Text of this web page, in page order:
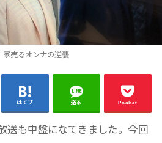
家売るオンナの逆襲
はてブ 送る Pocket
も中盤になてきました。今回